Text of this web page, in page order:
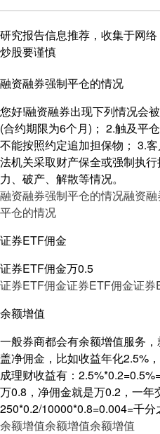
研究报告信息推荐，收集于网
炒股要谨慎
融资融券强制平仓的情况
您好!融资融券出现下列情况会
(合约期限为6个月)； 2.触及平
不能按照约定追加担保物； 3.
法机关采取财产保全或强制执
力、破产、解散等情况。
融资融券强制平仓的情况融资
平仓的情况
证券ETF佣金
证券ETF佣金万0.5
证券ETF佣金证券ETF佣金证券
余额增值
一般券商都会有余额增值服务
盖净佣金，比如收益年化2.5%
成理财收益有：
万0.8，净佣金就是万0.2，一年
250*0.2/10000*0.8=0.004=千
余额增值余额增值余额增值